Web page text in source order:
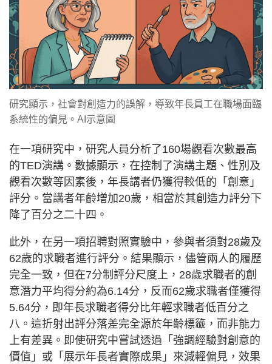
研究顯示，社會對創造力的誤解，導致年長員工在職場面臨
系統性的偏見。AI示意圖
在一項研究中，研究人員分析了160場觀看次數最高
的TED演講。數據顯示，在控制了演講主題、性別及
觀看次數等因素後，年長講者仍獲得較低的「創意」
評分。當講者年齡增加20歲，相當於其創造力評分下
降了百分之二十四。
此外，在另一項招聘對照實驗中，參與者須對28歲及
62歲的求職者進行評分。結果顯示，儘管兩人的履歷
完全一致，但在7分制評分尺度上，28歲求職者的創
意潛力平均得分約為6.14分，反而62歲求職者僅獲得
5.64分，即年長求職者得分比年輕求職者低百分之
八。這折射出評分落差完全源於年齡標籤，而非能力
上有差異。即使研究中嘗試透過「強調經驗對創意的
價值」或「展示年長者實際成果」來減輕偏見，效果